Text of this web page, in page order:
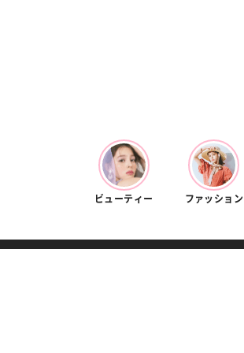
ビューティー ファッション